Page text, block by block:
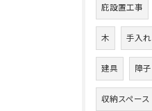
庇設置工事
木 手入れ
建具 障子
収納スペース